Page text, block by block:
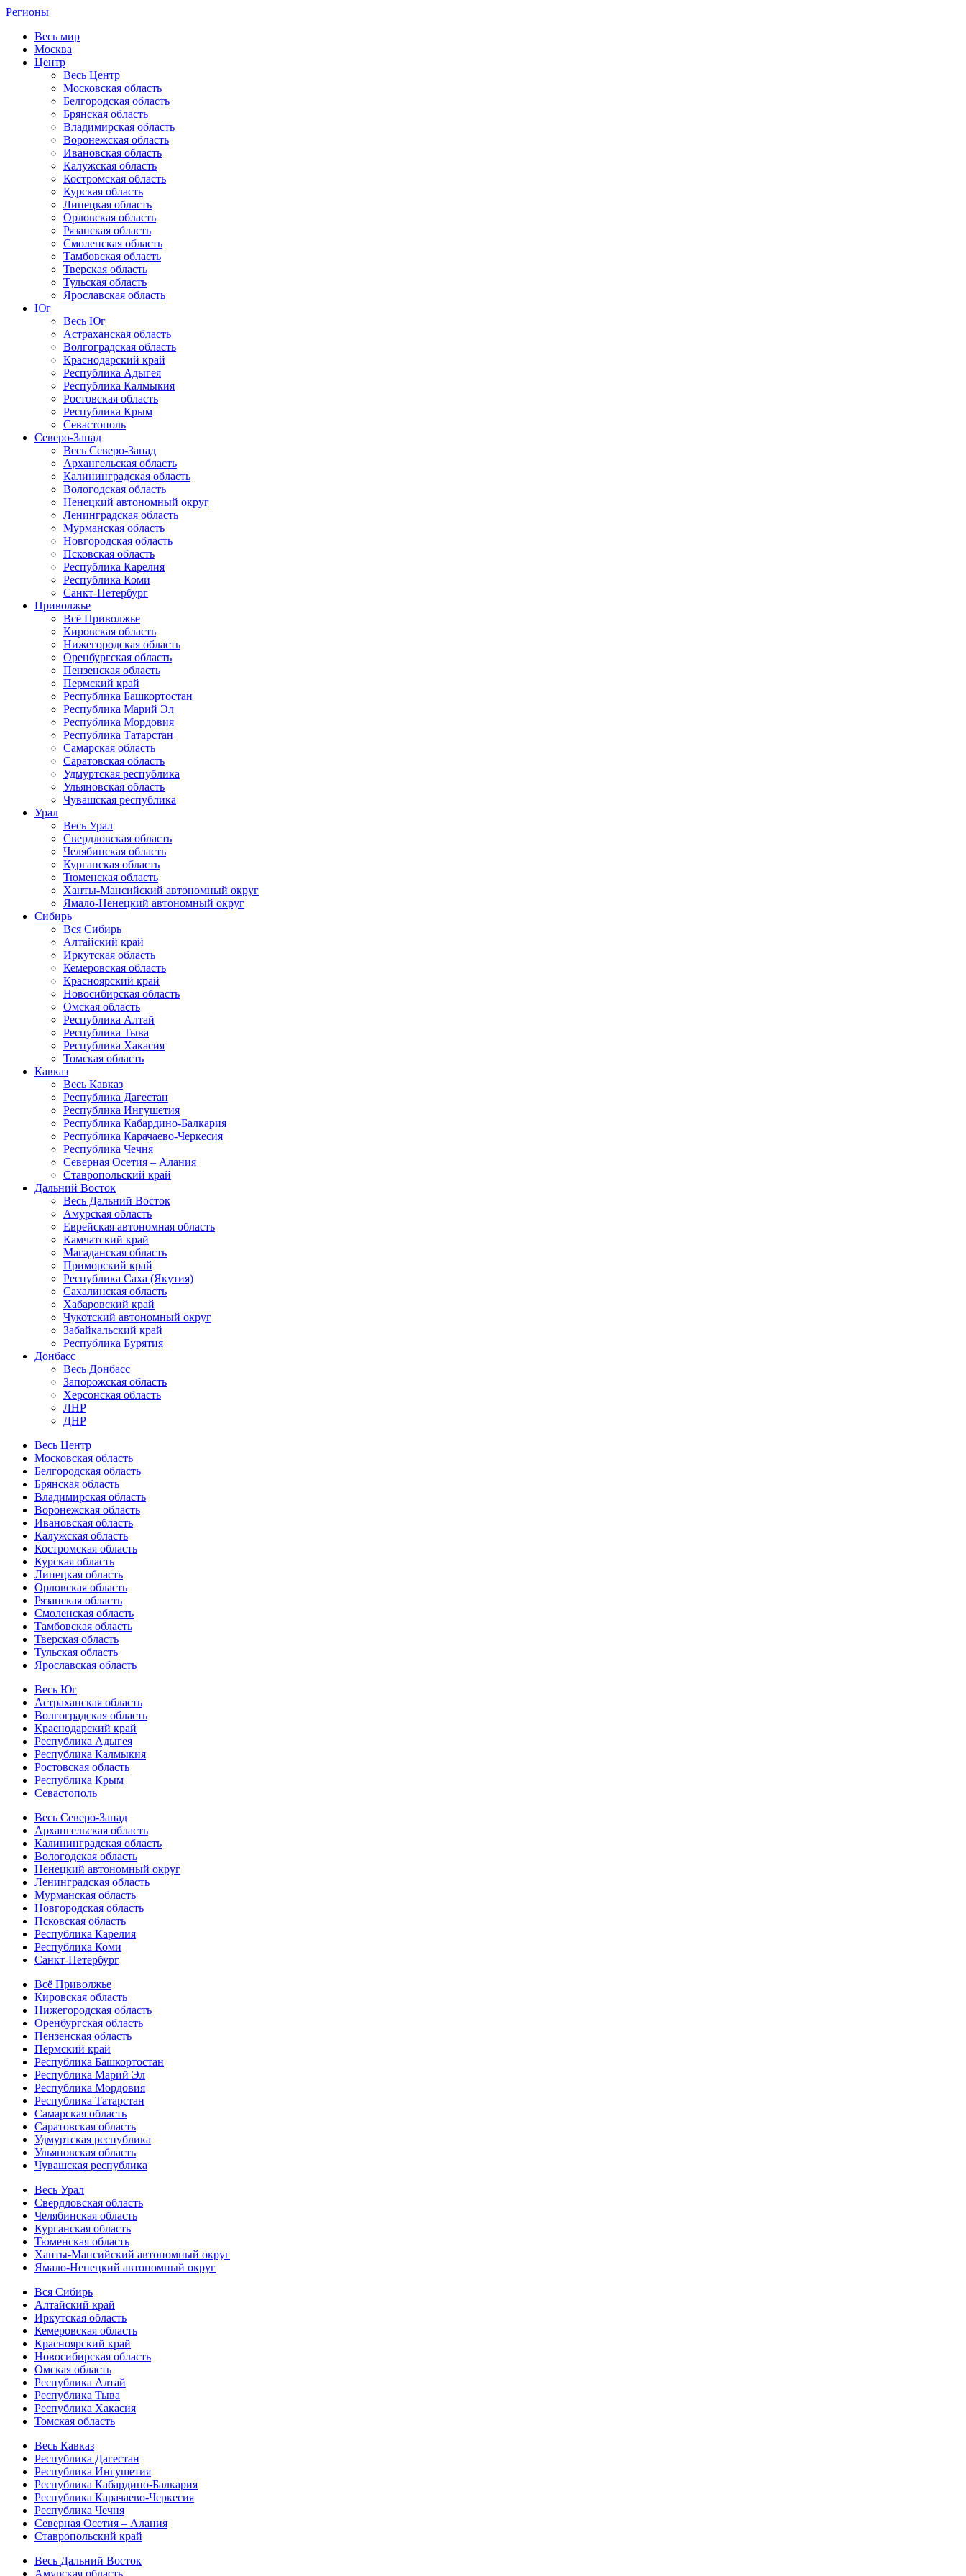
Регионы
Весь мир
Москва
Центр
Весь Центр
Московская область
Белгородская область
Брянская область
Владимирская область
Воронежская область
Ивановская область
Калужская область
Костромская область
Курская область
Липецкая область
Орловская область
Рязанская область
Смоленская область
Тамбовская область
Тверская область
Тульская область
Ярославская область
Юг
Весь Юг
Астраханская область
Волгоградская область
Краснодарский край
Республика Адыгея
Республика Калмыкия
Ростовская область
Республика Крым
Севастополь
Северо-Запад
Весь Северо-Запад
Архангельская область
Калининградская область
Вологодская область
Ненецкий автономный округ
Ленинградская область
Мурманская область
Новгородская область
Псковская область
Республика Карелия
Республика Коми
Санкт-Петербург
Приволжье
Всё Приволжье
Кировская область
Нижегородская область
Оренбургская область
Пензенская область
Пермский край
Республика Башкортостан
Республика Марий Эл
Республика Мордовия
Республика Татарстан
Самарская область
Саратовская область
Удмуртская республика
Ульяновская область
Чувашская республика
Урал
Весь Урал
Свердловская область
Челябинская область
Курганская область
Тюменская область
Ханты-Мансийский автономный округ
Ямало-Ненецкий автономный округ
Сибирь
Вся Сибирь
Алтайский край
Иркутская область
Кемеровская область
Красноярский край
Новосибирская область
Омская область
Республика Алтай
Республика Тыва
Республика Хакасия
Томская область
Кавказ
Весь Кавказ
Республика Дагестан
Республика Ингушетия
Республика Кабардино-Балкария
Республика Карачаево-Черкесия
Республика Чечня
Северная Осетия – Алания
Ставропольский край
Дальний Восток
Весь Дальний Восток
Амурская область
Еврейская автономная область
Камчатский край
Магаданская область
Приморский край
Республика Саха (Якутия)
Сахалинская область
Хабаровский край
Чукотский автономный округ
Забайкальский край
Республика Бурятия
Донбасс
Весь Донбасс
Запорожская область
Херсонская область
ЛНР
ДНР
Весь Центр
Московская область
Белгородская область
Брянская область
Владимирская область
Воронежская область
Ивановская область
Калужская область
Костромская область
Курская область
Липецкая область
Орловская область
Рязанская область
Смоленская область
Тамбовская область
Тверская область
Тульская область
Ярославская область
Весь Юг
Астраханская область
Волгоградская область
Краснодарский край
Республика Адыгея
Республика Калмыкия
Ростовская область
Республика Крым
Севастополь
Весь Северо-Запад
Архангельская область
Калининградская область
Вологодская область
Ненецкий автономный округ
Ленинградская область
Мурманская область
Новгородская область
Псковская область
Республика Карелия
Республика Коми
Санкт-Петербург
Всё Приволжье
Кировская область
Нижегородская область
Оренбургская область
Пензенская область
Пермский край
Республика Башкортостан
Республика Марий Эл
Республика Мордовия
Республика Татарстан
Самарская область
Саратовская область
Удмуртская республика
Ульяновская область
Чувашская республика
Весь Урал
Свердловская область
Челябинская область
Курганская область
Тюменская область
Ханты-Мансийский автономный округ
Ямало-Ненецкий автономный округ
Вся Сибирь
Алтайский край
Иркутская область
Кемеровская область
Красноярский край
Новосибирская область
Омская область
Республика Алтай
Республика Тыва
Республика Хакасия
Томская область
Весь Кавказ
Республика Дагестан
Республика Ингушетия
Республика Кабардино-Балкария
Республика Карачаево-Черкесия
Республика Чечня
Северная Осетия – Алания
Ставропольский край
Весь Дальний Восток
Амурская область